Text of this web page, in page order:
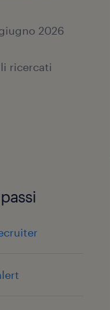
2026
ricercati